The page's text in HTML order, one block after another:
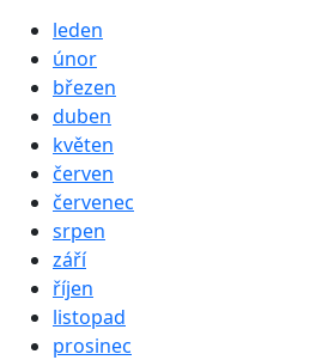
leden
únor
březen
duben
květen
červen
červenec
srpen
září
říjen
listopad
prosinec